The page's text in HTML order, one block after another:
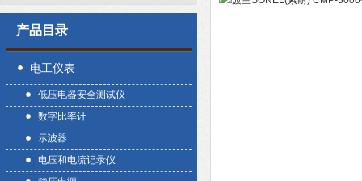
产品目录
电工仪表
低压电器安全测试仪
数字比率计
示波器
电压和电流记录仪